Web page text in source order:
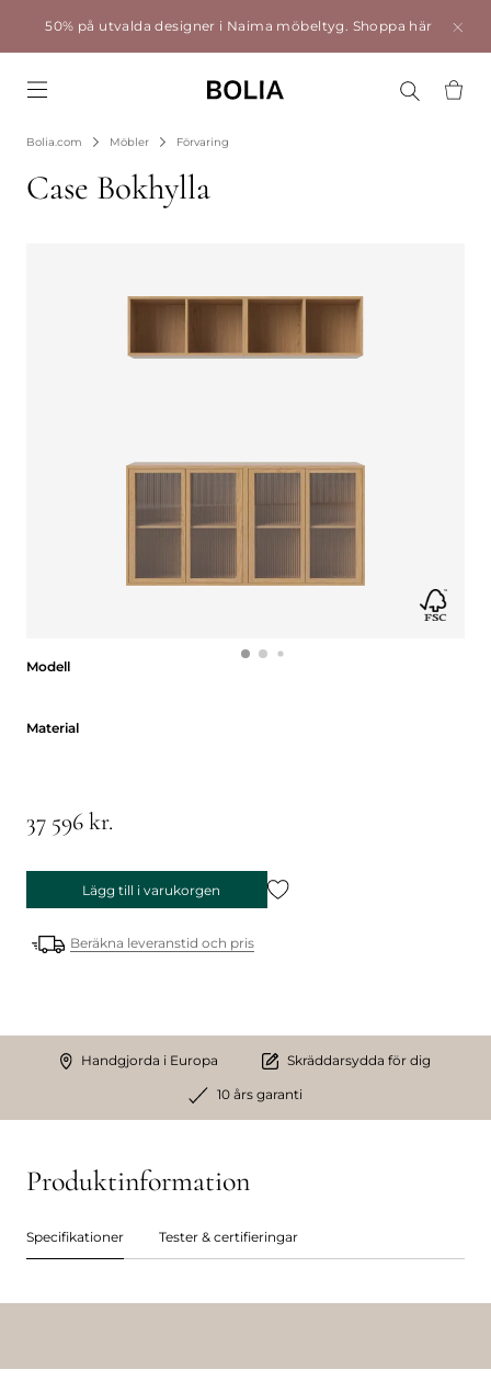
50% på utvalda designer i Naima möbeltyg. Shoppa här
Bolia.com Möbler Förvaring
Case Bokhylla
Modell
Material
37 596 kr.
Lägg till i varukorgen
Beräkna leveranstid och pris
Handgjorda i Europa Skräddarsydda för dig
10 års garanti
Produktinformation
Specifikationer Tester & certifieringar